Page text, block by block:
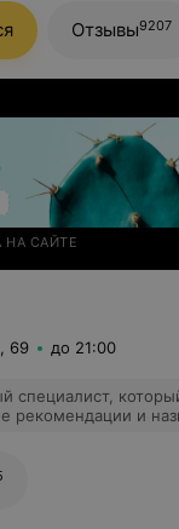
всем, кто ищет
Отзывы9207
НА САЙТЕ
69 до 21:00
специалист,
рекомендации и